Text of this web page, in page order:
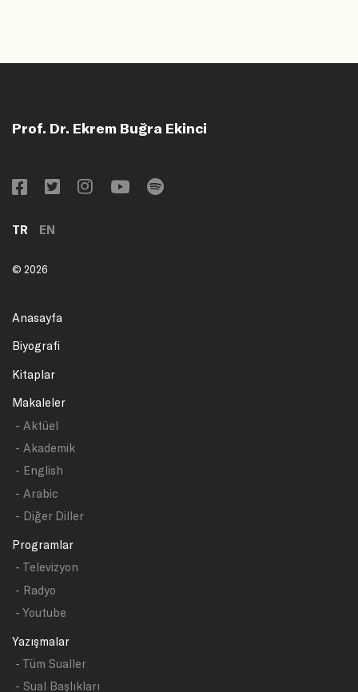
Prof. Dr. Ekrem Buğra Ekinci
TR EN
© 2026
Anasayfa
Biyografi
Kitaplar
Makaleler
- Aktüel
- Akademik
- English
- Arabic
- Diğer Diller
Programlar
- Televizyon
- Radyo
- Youtube
Yazışmalar
- Tüm Sualler
- Sual Başlıkları